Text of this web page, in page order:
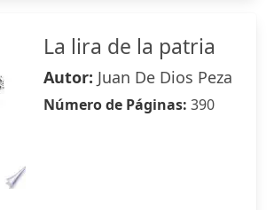
La lira de la patria
Autor: Juan De Dios Peza
Número de Páginas: 390